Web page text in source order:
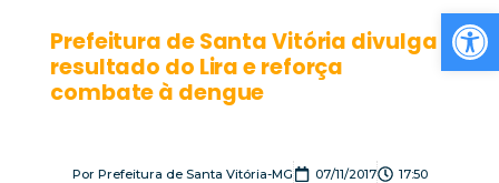
Prefeitura de Santa Vitória divulga
resultado do Lira e reforça
combate à dengue
PorPrefeitura de Santa Vitória-MG 07/11/2017 17:50